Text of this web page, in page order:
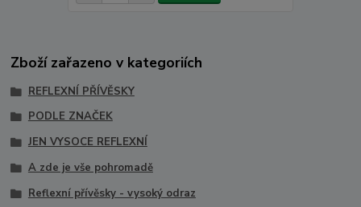
Zboží zařazeno v kategoriích
REFLEXNÍ PŘÍVĚSKY
PODLE ZNAČEK
JEN VYSOCE REFLEXNÍ
A zde je vše pohromadě
Reflexní přívěsky - vysoký odraz